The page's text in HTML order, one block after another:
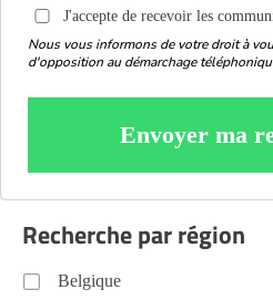
J'accepte de recevoir les
Nous vous informons de votre droit à
d'opposition au démarchage
Envoyer ma
Recherche par région
Belgique